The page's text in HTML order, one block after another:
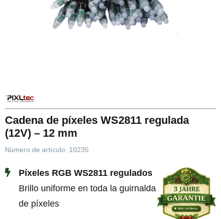
Cadena de píxeles WS2811 regulada
(12V) – 12 mm
Número de artículo: 10235
Píxeles RGB WS2811 regulados
Brillo uniforme en toda la guirnalda
de píxeles